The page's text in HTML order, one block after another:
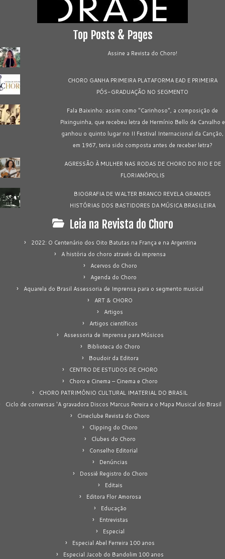
Top Posts & Pages
Assine a Revista do Choro!
CHORO GANHA PRIMEIRA PLATAFORMA EAD E PRIMEIRA
PÓS-GRADUAÇÃO NO SEGMENTO
Fala Baixinho: assim como "Carinhoso", a composição de
Pixinguinha, que recebeu letra de Hermínio Bello de Carvalho e
ganhou o quinto lugar no II Festival Internacional da Canção,
em 1967, teria sido composta antes de receber letra?
AGRESSÃO À MULHER NAS RODAS DE CHORO DO RIO E DE
FLORIANÓPOLIS
BIOGRAFIA DE WALTER BRANCO REVELA GRANDES
HISTÓRIAS DOS BASTIDORES DA MÚSICA BRASILEIRA
Leia na Revista do Choro
2022: O Centenário dos Oito Batutas na França e na Argentina
A história do choro através da imprensa
Acervos do Choro
Agenda do Choro
Aquarela do Brasil Assessoria de Imprensa para o segmento musical
ART & CHORO
Artigos
Artigos científicos
Assessoria de Imprensa para Músicos
Biblioteca do Choro
Boudoir da Editora
CENTRO DE ESTUDOS DE CHORO
Choro e Cinema – Cinema e Choro
CHORO PATRIMÔNIO CULTURAL IMATERIAL DO BRASIL
Ciclo de conversas 'A gravadora Discos Marcus Pereira e o Mapa Musical do Brasil
Cineclube Revista do Choro
Clipping do Choro
Clubes do Choro
Conselho Editorial
Denúncias
Dossiê Registro do Choro
Editais
Editora Flor Amorosa
Educação
Entrevistas
Especial
Especial Abel Ferreira 100 anos
Especial Jacob do Bandolim 100 anos